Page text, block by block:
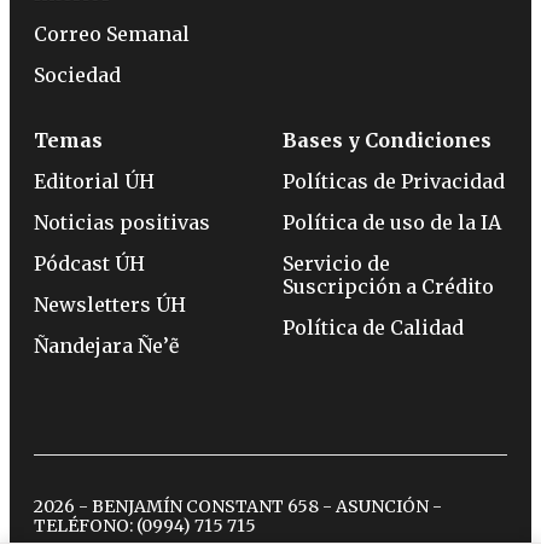
Correo Semanal
Sociedad
Temas
Editorial ÚH
Noticias positivas
Pódcast ÚH
Newsletters ÚH
Ñandejara Ñe’ẽ
Bases y Condiciones
Políticas de Privacidad
Política de uso de la IA
Servicio de
Suscripción a Crédito
Política de Calidad
2026 - BENJAMÍN CONSTANT 658 - ASUNCIÓN -
TELÉFONO: (0994) 715 715